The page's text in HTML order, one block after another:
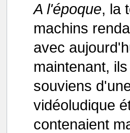
A l'époque, la
machins
avec
maintenant,
souviens
vidéoludique
contenaient